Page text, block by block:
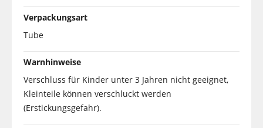
Verpackungsart
Tube
Warnhinweise
Verschluss für Kinder unter 3 Jahren nicht geeignet,
Kleinteile können verschluckt werden
(Erstickungsgefahr).